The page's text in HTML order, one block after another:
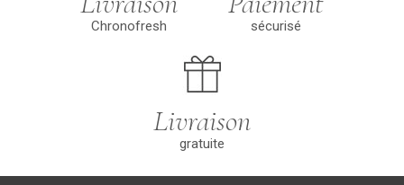
Chronofresh
de livraison
express de
produit frais de
délais de
sécurisé
(carte bleue, Visa,
Visa Electron,
Mastercard, e-
Livraison
gratuite